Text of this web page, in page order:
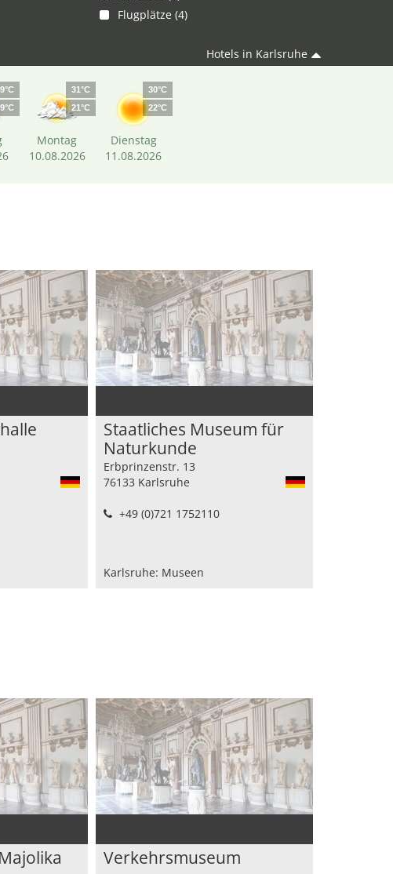
Flugplätze (4)
Hotels in Karlsruhe
31°C
21°C
Montag
10.08.2026
30°C
22°C
Dienstag
11.08.2026
Staatliches Museum für
Naturkunde
Erbprinzenstr. 13
76133 Karlsruhe
+49 (0)721 1752110
Karlsruhe: Museen
Verkehrsmuseum